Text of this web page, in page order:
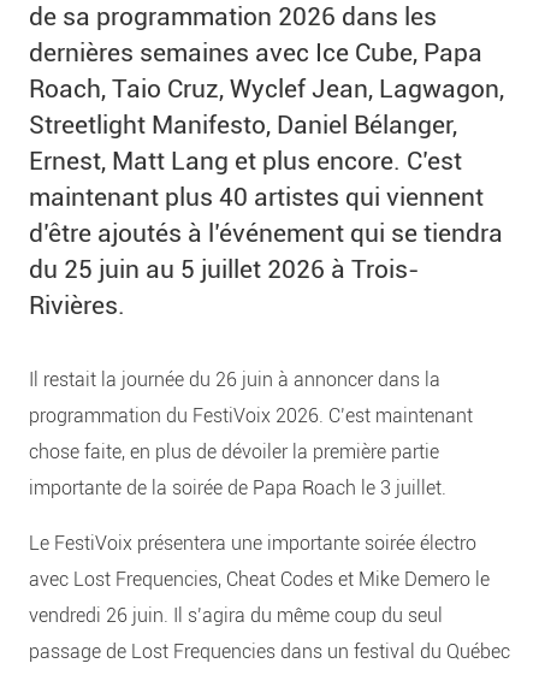
de sa programmation 2026 dans les
dernières semaines avec Ice Cube, Papa
Roach, Taio Cruz, Wyclef Jean, Lagwagon,
Streetlight Manifesto, Daniel Bélanger,
Ernest, Matt Lang et plus encore. C’est
maintenant plus 40 artistes qui viennent
d’être ajoutés à l’événement qui se tiendra
du 25 juin au 5 juillet 2026 à Trois-
Rivières.
Il restait la journée du 26 juin à annoncer dans la
programmation du FestiVoix 2026. C’est maintenant
chose faite, en plus de dévoiler la première partie
importante de la soirée de Papa Roach le 3 juillet.
Le FestiVoix présentera une importante soirée électro
avec Lost Frequencies, Cheat Codes et Mike Demero le
vendredi 26 juin. Il s’agira du même coup du seul
passage de Lost Frequencies dans un festival du Québec